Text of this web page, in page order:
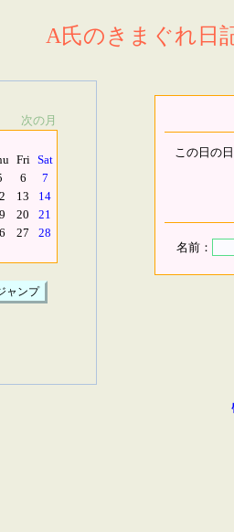
A氏のきまぐれ日
次の月
Fri Sat
6
7
13
14
20
21
27
28
この日の
名前：